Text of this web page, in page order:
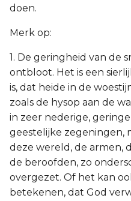
doen.
Merk op:
1. De geringheid van de
ontbloot. Het is een
is, dat heide in de
zoals de hysop aan de
in zeer nederige,
geestelijke zegeningen,
deze wereld, de armen,
de beroofden, zo
overgezet. Of het kan
betekenen, dat God